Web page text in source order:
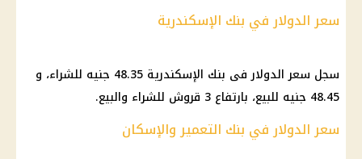
سعر الدولار في بنك الإسكندرية
سجل سعر الدولار فى بنك الإسكندرية 48.35 جنيه للشراء، و
48.45 جنيه للبيع، بارتفاع 3 قروش للشراء والبيع.
سعر الدولار في بنك التعمير والإسكان